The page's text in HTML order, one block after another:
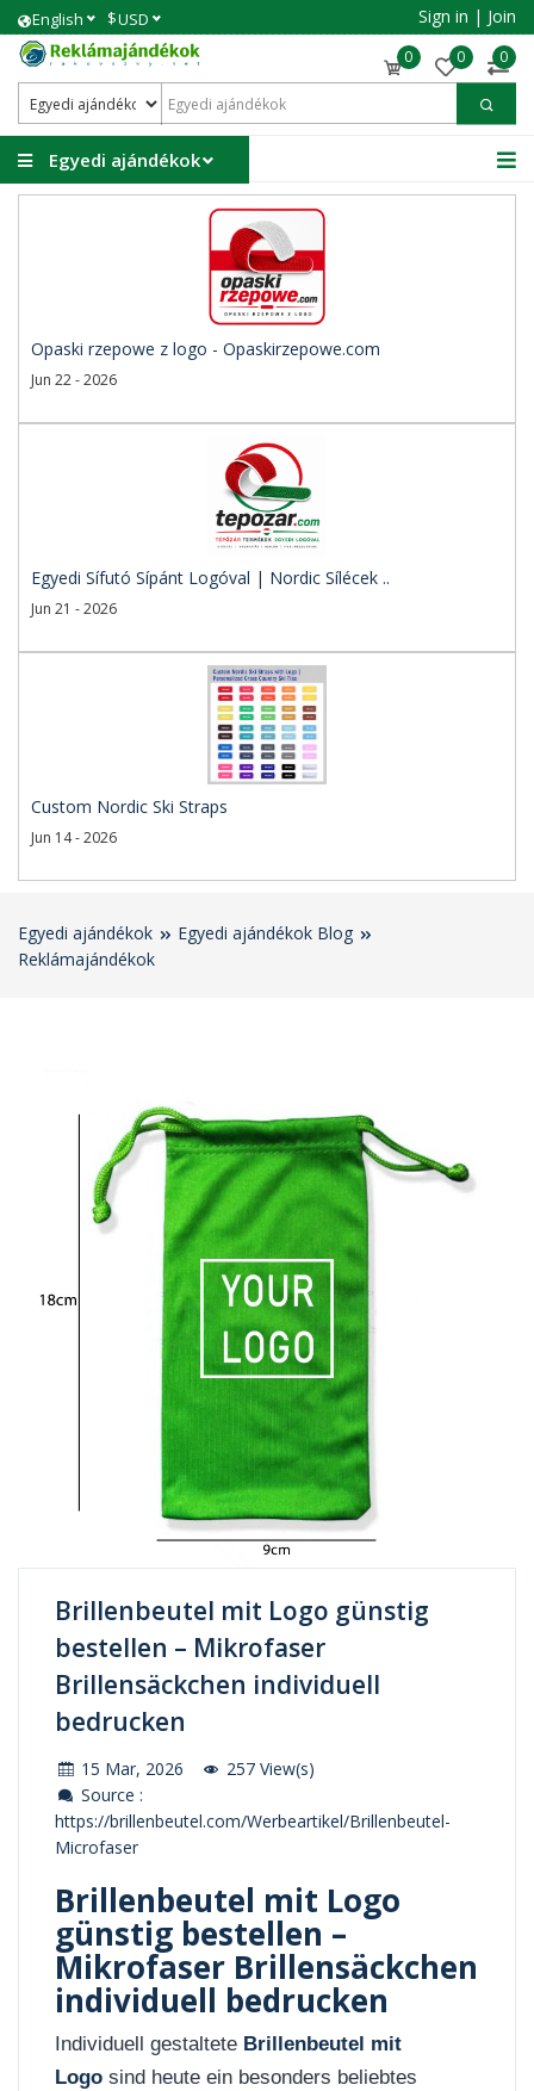
English $USD Sign in | Join
0 0 0
Egyedi ajándékok
Opaski rzepowe z logo - Opaskirzepowe.com
Jun 22 - 2026
Egyedi Sífutó Sípánt Logóval | Nordic Sílécek ..
Jun 21 - 2026
Custom Nordic Ski Straps
Jun 14 - 2026
Egyedi ajándékok
Egyedi ajándékok Blog
Reklámajándékok
Brillenbeutel mit Logo günstig
bestellen – Mikrofaser
Brillensäckchen individuell
bedrucken
15 Mar, 2026
257 View(s)
Source :
https://brillenbeutel.com/Werbeartikel/Brillenbeutel-
Microfaser
Brillenbeutel mit Logo
günstig bestellen –
Mikrofaser Brillensäckchen
individuell bedrucken
Individuell gestaltete Brillenbeutel mit
Logo sind heute ein besonders beliebtes